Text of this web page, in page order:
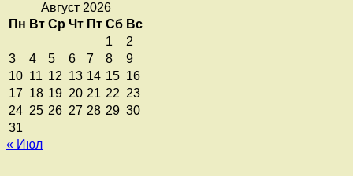
Август 2026
Пн Вт Ср Чт Пт Сб Вс
1
2
3
4 5 6 7 8
9
10 11 12 13 14 15 16
17 18 19 20 21 22 23
24 25 26 27 28 29 30
31
« Июл